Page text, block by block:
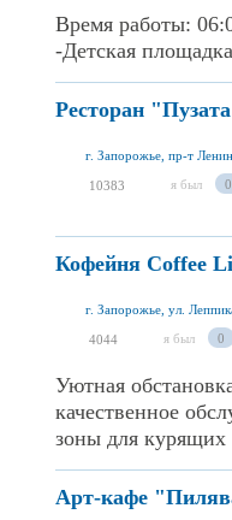
Время работы:
-Детская
Ресторан
г. Запорожье, пр-т
10383 я был 0
Кофейня Coffee
г. Запорожье, ул.
4044 я был 0
Уютная
качественное
зоны для
Арт-кафе